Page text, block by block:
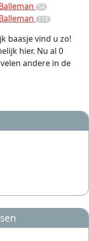
54
118
baasje vind u zo!
hier. Nu al 0
andere in de